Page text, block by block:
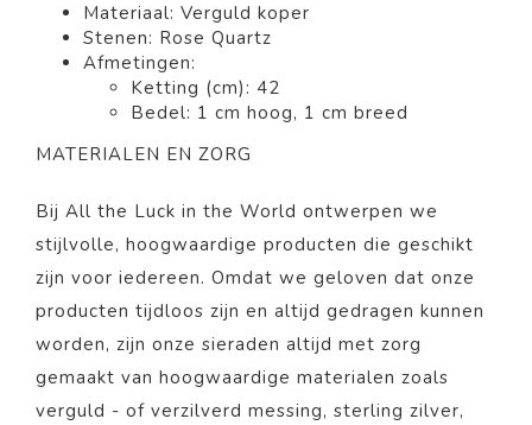
Materiaal: Verguld koper
Stenen: Rose Quartz
Afmetingen:
Ketting (cm): 42
Bedel: 1 cm hoog, 1 cm breed
MATERIALEN EN ZORG
Bij All the Luck in the World ontwerpen we
stijlvolle, hoogwaardige producten die geschikt
zijn voor iedereen. Omdat we geloven dat onze
producten tijdloos zijn en altijd gedragen kunnen
worden, zijn onze sieraden altijd met zorg
gemaakt van hoogwaardige materialen zoals
verguld - of verzilverd messing, sterling zilver,